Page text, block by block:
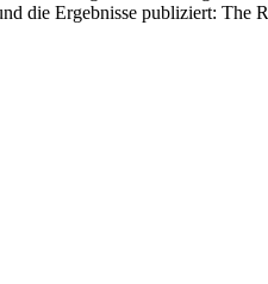
die Ergebnisse publiziert: